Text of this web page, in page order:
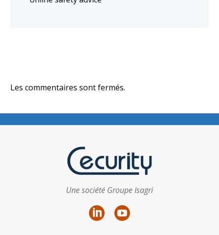
Les commentaires sont fermés.
Une société Groupe Isagri